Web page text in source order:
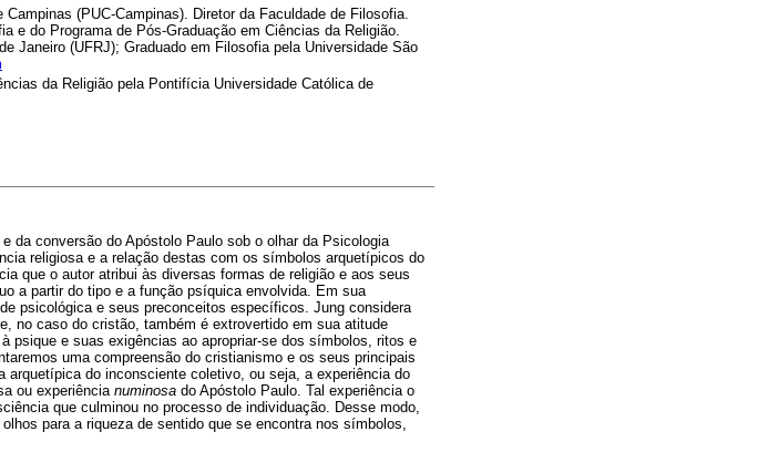
(PUC-Campinas). Diretor da Faculdade de Filosofia.
e do Programa de Pós-Graduação em Ciências da Religião.
Janeiro (UFRJ); Graduado em Filosofia pela Universidade São
da Religião pela Pontifícia Universidade Católica de
da conversão do Apóstolo Paulo sob o olhar da Psicologia
religiosa e a relação destas com os símbolos arquetípicos do
que o autor atribui às diversas formas de religião e aos seus
a partir do tipo e a função psíquica envolvida. Em sua
psicológica e seus preconceitos específicos. Jung considera
no caso do cristão, também é extrovertido em sua atitude
psique e suas exigências ao apropriar-se dos símbolos, ritos e
uma compreensão do cristianismo e os seus principais
do inconsciente coletivo, ou seja, a experiência do
ou experiência numinosa do Apóstolo Paulo. Tal experiência o
que culminou no processo de individuação. Desse modo,
para a riqueza de sentido que se encontra nos símbolos,